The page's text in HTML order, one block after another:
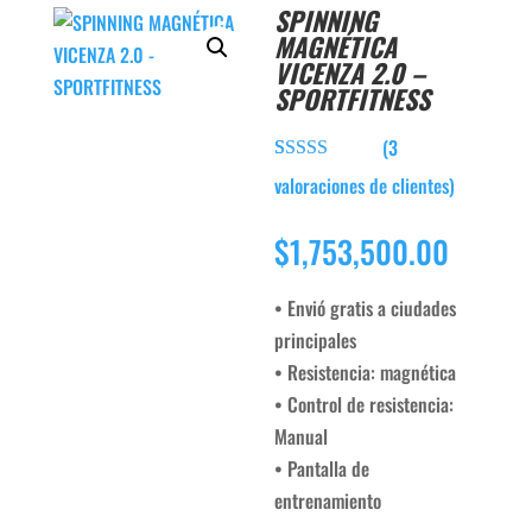
SPINNING
MAGNÉTICA
VICENZA 2.0 –
SPORTFITNESS
Valorado
con4.00
base a
valoracion
es de
(3
valoraciones de clientes)
$1,753,500.00
• Envió gratis a ciudades
principales
• Resistencia: magnética
• Control de resistencia:
Manual
• Pantalla de
entrenamiento